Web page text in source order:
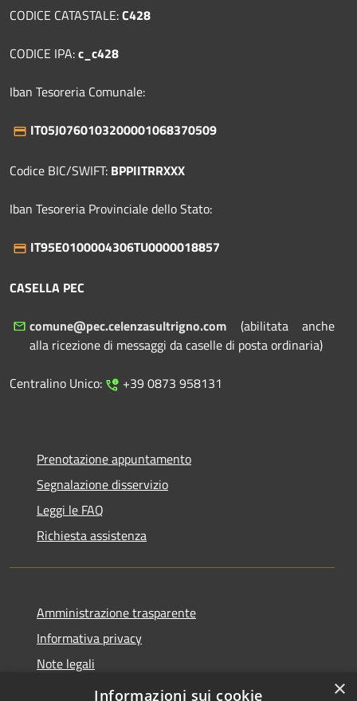
CODICE CATASTALE:C428
CODICE IPA:c_c428
Iban Tesoreria Comunale:
IT05J0760103200001068370509
Codice BIC/SWIFT: BPPIITRRXXX
Iban Tesoreria Provinciale dello Stato:
IT95E0100004306TU0000018857
CASELLA PEC
comune@pec.celenzasultrigno.com (abilitata anche
alla ricezione di messaggi da caselle di posta ordinaria)
Centralino Unico:
+39 0873 958131
Prenotazione appuntamento
Segnalazione disservizio
Leggi le FAQ
Richiesta assistenza
Amministrazione trasparente
Informativa privacy
Note legali
Dichiarazione di accessibilità
×
Informazioni sui cookie